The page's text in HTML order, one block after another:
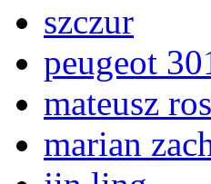
szczur
peugeot
mateusz
marian